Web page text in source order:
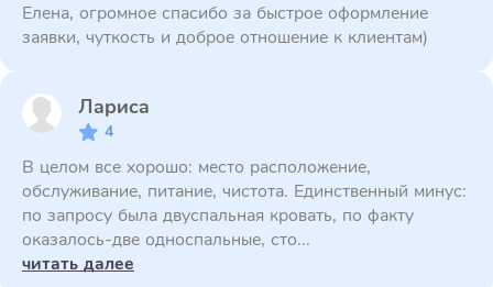
Елена, огромное спасибо за быстрое оформление
заявки, чуткость и доброе отношение к клиентам)
Лариса
4
В целом все хорошо: место расположение,
обслуживание, питание, чистота. Единственный минус:
по запросу была двуспальная кровать, по факту
оказалось-две односпальные, сто...
читать далее